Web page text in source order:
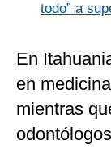
todo” a
En
en
mientras